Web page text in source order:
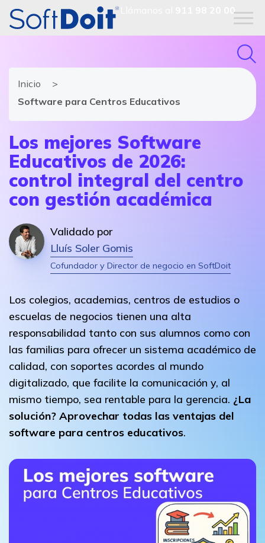
911 98 20 00
Inicio
Software para Centros Educativos
Los mejores Software
Educativos de 2026:
control integral del centro
con gestión académica
Validado por
Lluís Soler Gomis
Cofundador y Director de negocio en SoftDoit
Los colegios, academias, centros de estudios o
escuelas de negocios tienen una alta
responsabilidad tanto con sus alumnos como con
las familias para ofrecer un sistema académico de
calidad, con soportes acordes al mundo
digitalizado, que facilite la comunicación y, al
mismo tiempo, sea rentable para la gerencia. ¿La
solución? Aprovechar todas las ventajas del
software para centros educativos.